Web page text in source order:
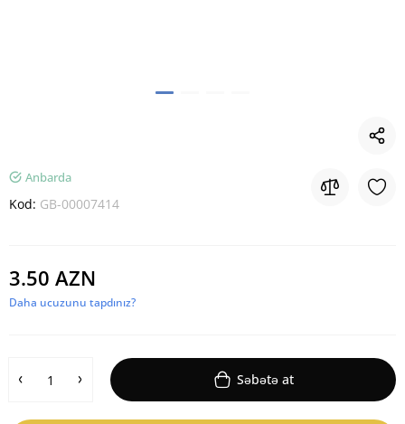
Anbarda
Kod: GB-00007414
3.50 AZN
Daha ucuzunu tapdınız?
Səbətə at